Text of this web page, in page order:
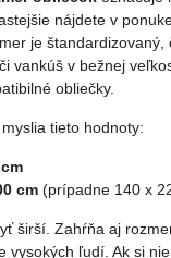
nájdete v
je
vankúš v bežnej
obliečky.
tieto hodnoty:
cm (prípadne 140 x
širší. Zahŕňa aj
vysokých ľudí. Ak si